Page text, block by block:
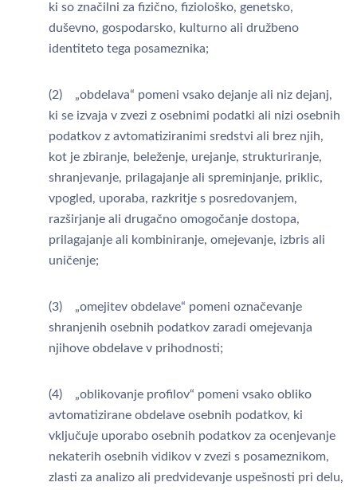
ki so značilni za fizično, fiziološko, genetsko,
duševno, gospodarsko, kulturno ali družbeno
identiteto tega posameznika;
(2) „obdelava“ pomeni vsako dejanje ali niz dejanj,
ki se izvaja v zvezi z osebnimi podatki ali nizi osebnih
podatkov z avtomatiziranimi sredstvi ali brez njih,
kot je zbiranje, beleženje, urejanje, strukturiranje,
shranjevanje, prilagajanje ali spreminjanje, priklic,
vpogled, uporaba, razkritje s posredovanjem,
razširjanje ali drugačno omogočanje dostopa,
prilagajanje ali kombiniranje, omejevanje, izbris ali
uničenje;
(3) „omejitev obdelave“ pomeni označevanje
shranjenih osebnih podatkov zaradi omejevanja
njihove obdelave v prihodnosti;
(4) „oblikovanje profilov“ pomeni vsako obliko
avtomatizirane obdelave osebnih podatkov, ki
vključuje uporabo osebnih podatkov za ocenjevanje
nekaterih osebnih vidikov v zvezi s posameznikom,
zlasti za analizo ali predvidevanje uspešnosti pri delu,